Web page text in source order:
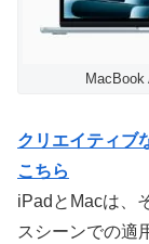
クリエイティブ
こちら
iPadとMacは、
スシーンでの適